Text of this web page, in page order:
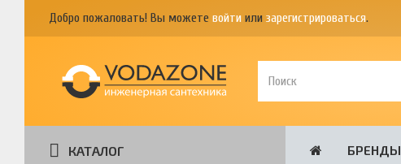
Добро пожаловать! Вы можете войти или зарегистрироваться.
КАТАЛОГ БРЕНДЫ